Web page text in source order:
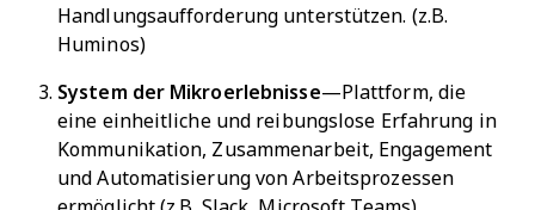
Handlungsaufforderung unterstützen. (z.B.
Huminos)
System der Mikroerlebnisse—Plattform, die
eine einheitliche und reibungslose Erfahrung in
Kommunikation, Zusammenarbeit, Engagement
und Automatisierung von Arbeitsprozessen